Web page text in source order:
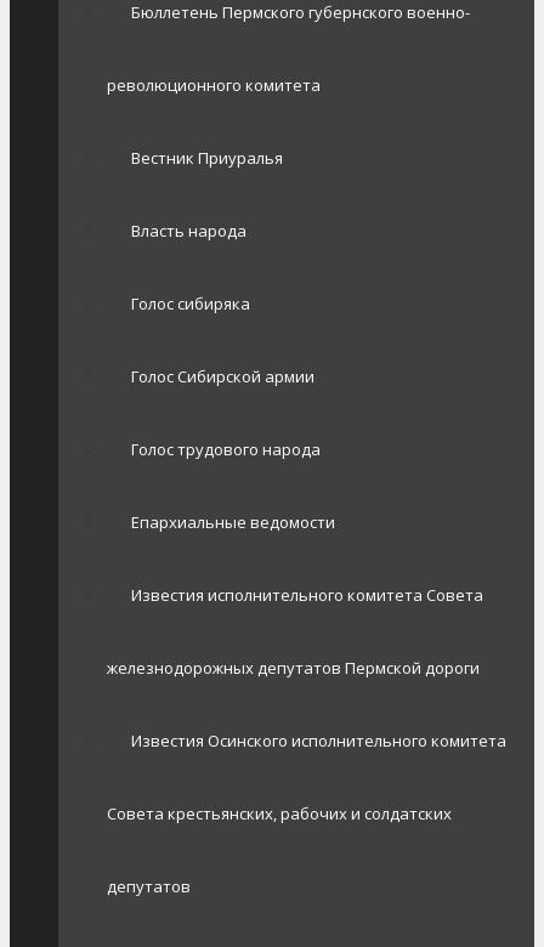
Бюллетень Пермского губернского военно-
революционного комитета
Вестник Приуралья
Власть народа
Голос сибиряка
Голос Сибирской армии
Голос трудового народа
Епархиальные ведомости
Известия исполнительного комитета Совета
железнодорожных депутатов Пермской дороги
Известия Осинского исполнительного комитета
Совета крестьянских, рабочих и солдатских
депутатов